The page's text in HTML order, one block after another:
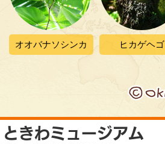
オオバナソシンカ ヒカゲヘゴ
ときわミュージアム